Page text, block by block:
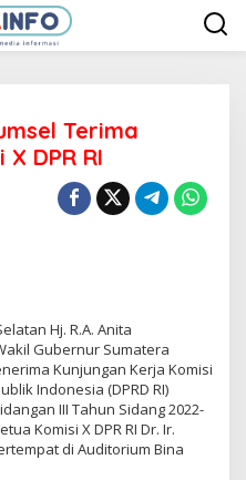
Terima
DPR RI
Hj. R.A. Anita
Gubernur Sumatera
Kunjungan Kerja Komisi
Indonesia (DPRD RI)
III Tahun Sidang 2022-
Komisi X DPR RI Dr. Ir.
di Auditorium Bina